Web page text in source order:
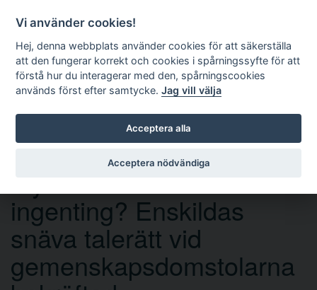
Sök
ingenting? Enskildas
snäva talerätt vid
gemenskapsdomstolarna
Vi använder cookies!
Hej, denna webbplats använder cookies för att säkerställa
att den fungerar korrekt och cookies i spårningssyfte för att
förstå hur du interagerar med den, spårningscookies
används först efter samtycke.Jag vill välja
Acceptera alla
Acceptera nödvändiga